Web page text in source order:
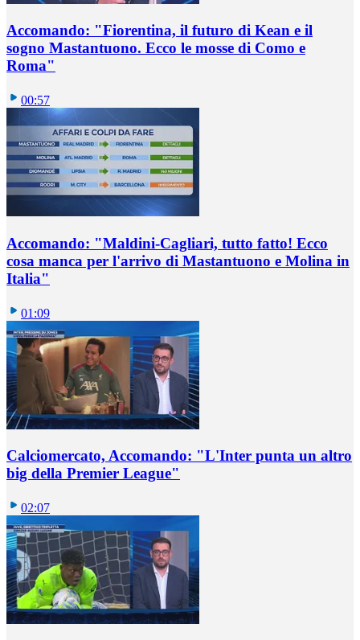
Accomando: "Fiorentina, il futuro di Kean e il
sogno Mastantuono. Ecco le mosse di Como e
Roma"
00:57
Accomando: "Maldini-Cagliari, tutto fatto! Ecco
cosa manca per l'arrivo di Mastantuono e Molina in
Italia"
01:09
Calciomercato, Accomando: "L'Inter punta un altro
big della Premier League"
02:07